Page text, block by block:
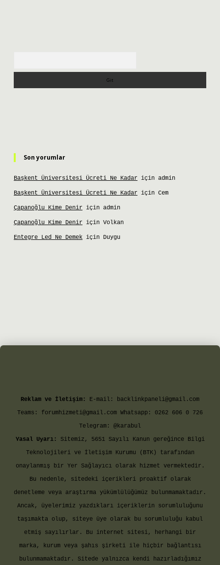
Son yorumlar
Başkent Üniversitesi Ücreti Ne Kadar için admin
Başkent Üniversitesi Ücreti Ne Kadar için Cem
Çapanoğlu Kime Denir için admin
Çapanoğlu Kime Denir için Volkan
Entegre Led Ne Demek için Duygu
giriş
Reklam ve İletişim: E-mail: backlinkpaneli@gmail.com
Teams: forumhizmeti@gmail.com Whatsapp: 0262 606 0 726
Telegram: @karabul
Yasal Uyarı:
Sitemiz, 5651 Sayılı Kanun gereğince Bilgi
Teknolojileri ve İletişim Kurumu (BTK) tarafından
onaylanmış bir Yer Sağlayıcı olarak hizmet vermektedir.
Bu nedenle, sitedeki içerikleri proaktif olarak
denetleme veya araştırma yükümlülüğümüz bulunmamaktadır.
Ancak, üyelerimiz yazdıkları içeriklerin sorumluluğunu
taşımakta olup, siteye üye olarak bu sorumluluğu kabul
etmiş sayılırlar. Bu internet sitesi, herhangi bir
marka, kurum veya şahıs şirketi ile hiçbir bağlantısı
bulunmamaktadır. Sitede yalnızca kendi hazırladığımız